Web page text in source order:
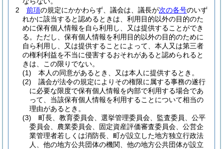
2
前項の規定にかかわらず、議会は、議長が次の各号のいず
れかに該当すると認めるときは、利用目的以外の目的のた
めに保有個人情報を自ら利用し、又は提供することができ
る。 ただし、保有個人情報を利用目的以外の目的のために
自ら利用し、又は提供することによって、本人又は第三者
の権利利益を不当に侵害するおそれがあると認められると
きは、この限りでない。
(1)
本人の同意があるとき、又は本人に提供するとき。
(2)
議会が法令の規定によりその権限に属する事務の遂行
に必要な限度で保有個人情報を内部で利用する場合であ
って、当該保有個人情報を利用することについて相当の
理由があるとき。
(3)
町長、教育委員会、選挙管理委員会、監査委員、公平
委員会、農業委員会、固定資産評価審査委員会、公営企
業管理者若しくは消防長、町が設立した地方独立行政法
人、他の地方公共団体の機関、他の地方公共団体が設立